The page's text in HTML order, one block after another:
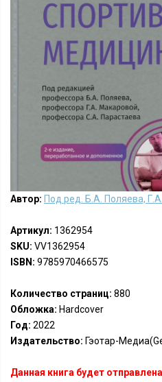
Автор: Под ред. Б.А. Поляева,
Артикул: 1362954
SKU: VV1362954
ISBN: 9785970466575
Количество страниц: 880
Обложка: Hardcover
Год: 2022
Издательство: Гэотар-
Данная книга будет